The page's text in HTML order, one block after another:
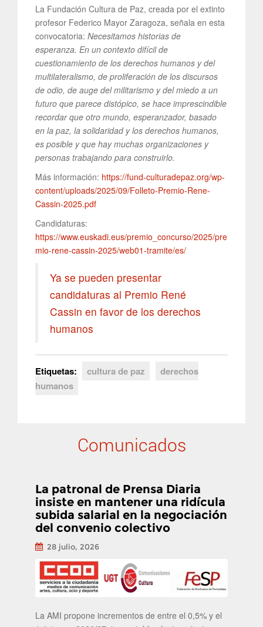
La Fundación Cultura de Paz, creada por el extinto
profesor Federico Mayor Zaragoza, señala en esta
convocatoria: Necesitamos historias de
esperanza. En un contexto difícil de
cuestionamiento de los derechos humanos y del
multilateralismo, de proliferación de los discursos
de odio, de auge del militarismo y del miedo a un
futuro que parece distópico, se hace imprescindible
recordar que otro mundo, esperanzador, basado
en la paz, la solidaridad y los derechos humanos,
es posible y que hay muchas organizaciones y
personas trabajando para construirlo.
Más información: https://fund-culturadepaz.org/wp-
content/uploads/2025/09/Folleto-Premio-Rene-
Cassin-2025.pdf
Candidaturas:
https://www.euskadi.eus/premio_concurso/2025/pre
mio-rene-cassin-2025/web01-tramite/es/
Ya se pueden presentar
candidaturas al Premio René
Cassin en favor de los derechos
humanos
Etiquetas: cultura de paz
derechos
humanos
Comunicados
La patronal de Prensa Diaria
insiste en mantener una ridícula
subida salarial en la negociación
del convenio colectivo
28 julio, 2026
La AMI propone incrementos de entre el 0,5% y el